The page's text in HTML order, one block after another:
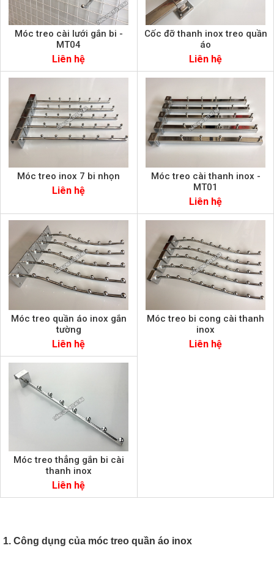
Móc treo cài lưới gắn bi -
MT04
Liên hệ
Cốc đỡ thanh inox treo quần
áo
Liên hệ
Móc treo inox 7 bi nhọn
Liên hệ
Móc treo cài thanh inox -
MT01
Liên hệ
Móc treo quần áo inox gắn
tường
Liên hệ
Móc treo bi cong cài thanh
inox
Liên hệ
Móc treo thẳng gắn bi cài
thanh inox
Liên hệ
1. Công dụng của móc treo quần áo inox